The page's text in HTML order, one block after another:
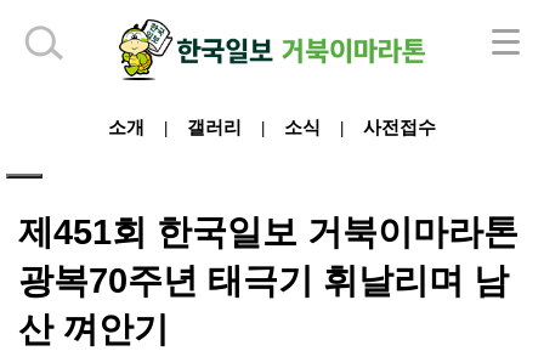
소개 갤러리 소식 사전접수
제451회 한국일보 거북이마라톤
광복70주년 태극기 휘날리며 남
산 껴안기
하단 영역